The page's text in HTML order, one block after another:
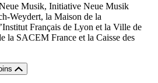
Musik, Initiative Neue Musik
Weydert, la Maison de la
Français de Lyon et la Ville de
la SACEM France et la Caisse des